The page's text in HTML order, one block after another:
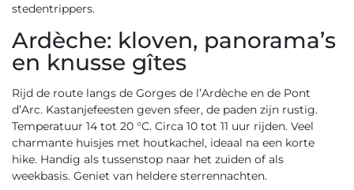
stedentrippers.
Ardèche: kloven, panorama’s
en knusse gîtes
Rijd de route langs de Gorges de l’Ardèche en de Pont
d’Arc. Kastanjefeesten geven sfeer, de paden zijn rustig.
Temperatuur 14 tot 20 °C. Circa 10 tot 11 uur rijden. Veel
charmante huisjes met houtkachel, ideaal na een korte
hike. Handig als tussenstop naar het zuiden of als
weekbasis. Geniet van heldere sterrennachten.